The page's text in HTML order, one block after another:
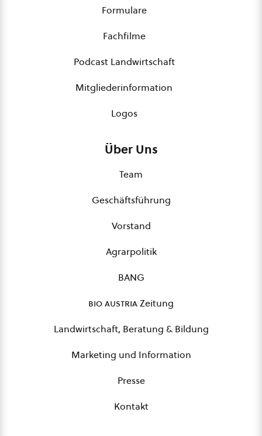
Formulare
Fachfilme
Podcast Landwirtschaft
Mitgliederinformation
Logos
Über Uns
Team
Geschäftsführung
Vorstand
Agrarpolitik
BANG
bio austriaZeitung
Landwirtschaft, Beratung & Bildung
Marketing und Information
Presse
Kontakt